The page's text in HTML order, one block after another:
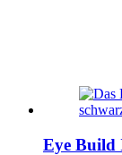
Eye Build